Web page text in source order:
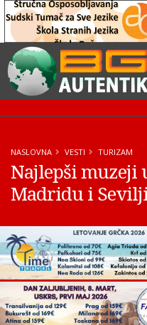
NASLOVNA VESTI TURIZAM
Najlepši muzeji
Madridu i